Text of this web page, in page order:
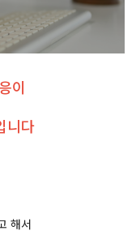
이
니다
해서